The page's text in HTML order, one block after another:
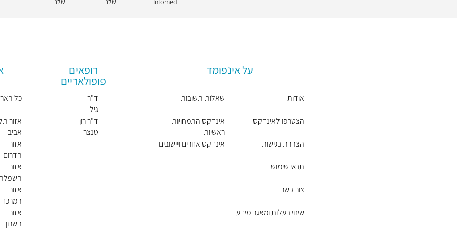
על אינפומד
אודות
הצטרפו לאינדקס
הצהרת נגישות
תנאי שימוש
צור קשר
שינוי בעלות ומאגר מידע
שאלות תשובות
אינדקס התמחויות
ראשיות
אינדקס אזורים ויישובים
רופאים
פופולאריים
ד"ר
גיל
נרדיני
ד"ר רון
טנצר
כל
אזור
אביב
אזור
הדרום
אזור
השפלה
אזור
המרכז
אזור
השרון